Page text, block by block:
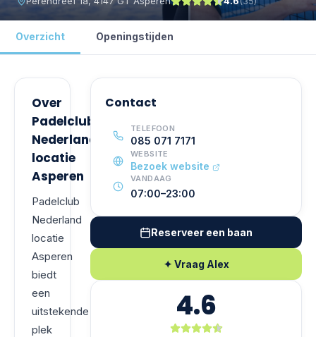
Overzicht Openingstijden
Over
Padelclub
Nederland
locatie
Asperen
Padelclub
Nederland
locatie
Asperen
biedt
een
uitstekende
plek
Contact
TELEFOON
085 071 7171
WEBSITE
Bezoek website
VANDAAG
07:00–23:00
Reserveer een baan
✦ Vraag Alex
4.6